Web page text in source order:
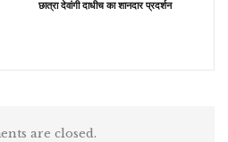
छात्रा देवांगी दाधीच का शानदार प्रदर्शन
are closed.